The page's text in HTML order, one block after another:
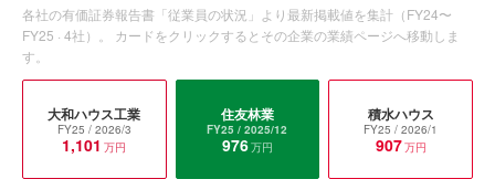
各社の有価証券報告書「従業員の状況」より最新掲載値を集計（FY24〜
FY25 · 4社）。 カードをクリックするとその企業の業績ページへ移動しま
す。
大和ハウス工業
FY25 / 2026/3
1,101 万円
住友林業
FY25 / 2025/12
976万円
積水ハウス
FY25 / 2026/1
907万円